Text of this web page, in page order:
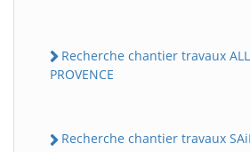
Recherche chantier travaux
PROVENCE
Recherche chantier travaux